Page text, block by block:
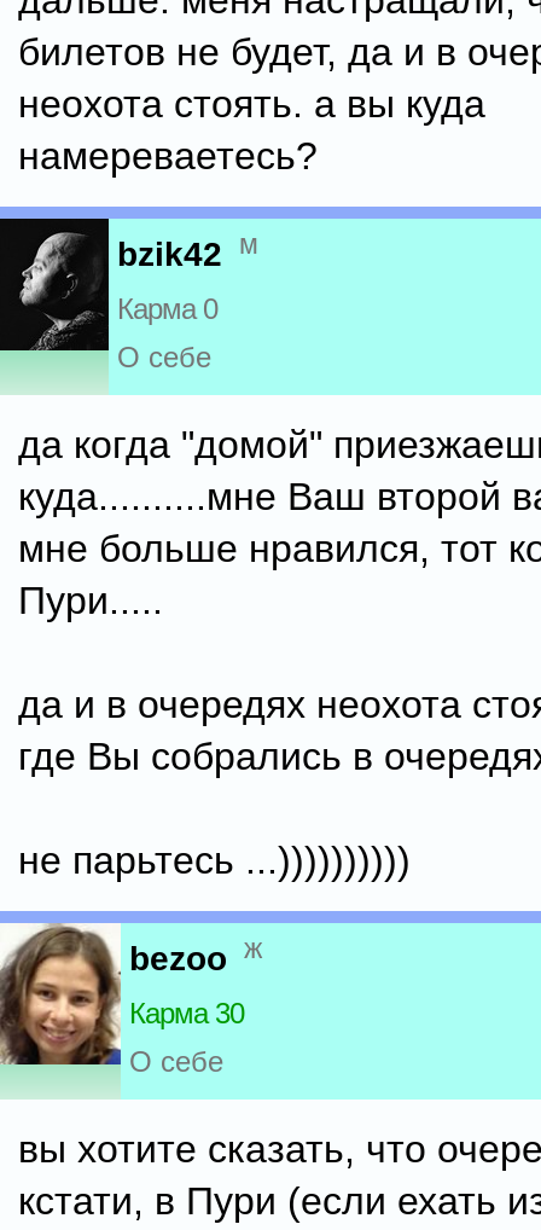
билетов не будет, да и в
неохота стоять. а вы куда
намереваетесь?
bzik42 м
Карма 0
О себе
да когда "домой"
куда..........мне Ваш второй
мне больше нравился, тот
Пури.....
да и в очередях неохота
где Вы собрались в
не парьтесь ...))))))))))
bezoo ж
Карма 30
О себе
вы хотите сказать, что
кстати, в Пури (если ехать